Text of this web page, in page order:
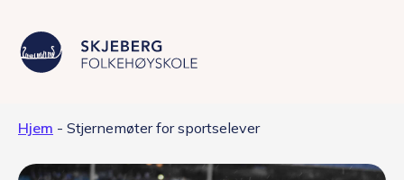
Hjem - Stjernemøter for sportselever